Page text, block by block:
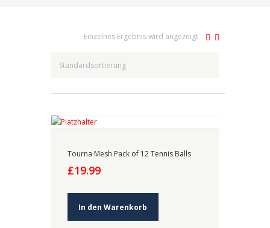
Einzelnes Ergebnis wird angezeigt
Tourna Mesh Pack of 12 Tennis Balls
£19.99
In den Warenkorb